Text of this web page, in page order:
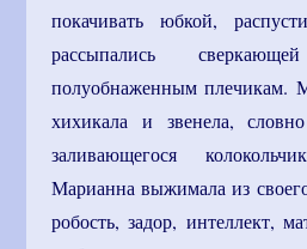
покачивать юбкой,
рассыпались
полуобнаженным плечикам.
хихикала и звенела,
заливающегося
Марианна выжимала из
робость, задор, интеллект,